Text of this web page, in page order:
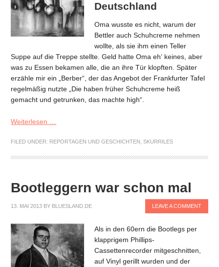
Deutschland
Oma wusste es nicht, warum der
Bettler auch Schuhcreme nehmen
wollte, als sie ihm einen Teller
Suppe auf die Treppe stellte. Geld hatte Oma eh‘ keines, aber
was zu Essen bekamen alle, die an ihre Tür klopften. Später
erzähle mir ein „Berber“, der das Angebot der Frankfurter Tafel
regelmäßig nutzte „Die haben früher Schuhcreme heiß
gemacht und getrunken, das machte high“.
Weiterlesen …
FILED UNDER: REPORTAGEN UND GESCHICHTEN ,SKURRILES
Bootleggern war schon mal
13. MAI 2013 BY BLUESLAND.DE LEAVE A COMMENT
Als in den 60ern die Bootlegs per
klapprigem Phillips-
Cassettenrecorder mitgeschnitten,
auf Vinyl gerillt wurden und der